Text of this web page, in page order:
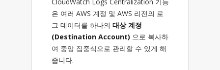
은 여러 AWS 계정 및 AWS 리전의 로
그 데이터를 하나의 대상 계정
(Destination Account) 으로 복사하
여 중앙 집중식으로 관리할 수 있게 해
줍니다.